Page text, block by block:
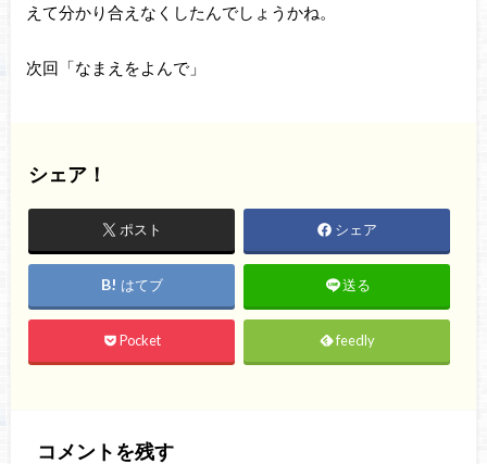
えて分かり合えなくしたんでしょうかね。
次回「なまえをよんで」
シェア！
ポスト シェア
はてブ 送る
Pocket feedly
コメントを残す